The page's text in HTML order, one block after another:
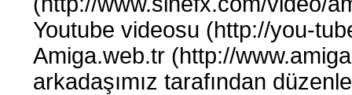
Youtube videosu (http://you-
Amiga.web.tr (http://
arkadaşımız tarafından